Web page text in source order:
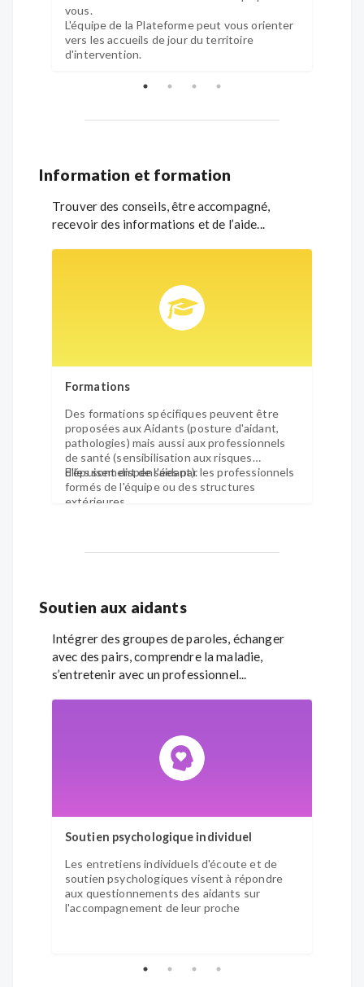
vous.
L'équipe de la Plateforme peut vous orienter
vers les accueils de jour du territoire
d'intervention.
Information et formation
Trouver des conseils, être accompagné,
recevoir des informations et de l’aide...
Formations
Des formations spécifiques peuvent être
proposées aux Aidants (posture d'aidant,
pathologies) mais aussi aux professionnels
de santé (sensibilisation aux risques
d'épuisement de l'aidant).
Elles sont dispensées par les professionnels
formés de l'équipe ou des structures
extérieures.
Soutien aux aidants
Intégrer des groupes de paroles, échanger
avec des pairs, comprendre la maladie,
s’entretenir avec un professionnel...
Soutien psychologique individuel
Les entretiens individuels d'écoute et de
soutien psychologiques visent à répondre
aux questionnements des aidants sur
l'accompagnement de leur proche